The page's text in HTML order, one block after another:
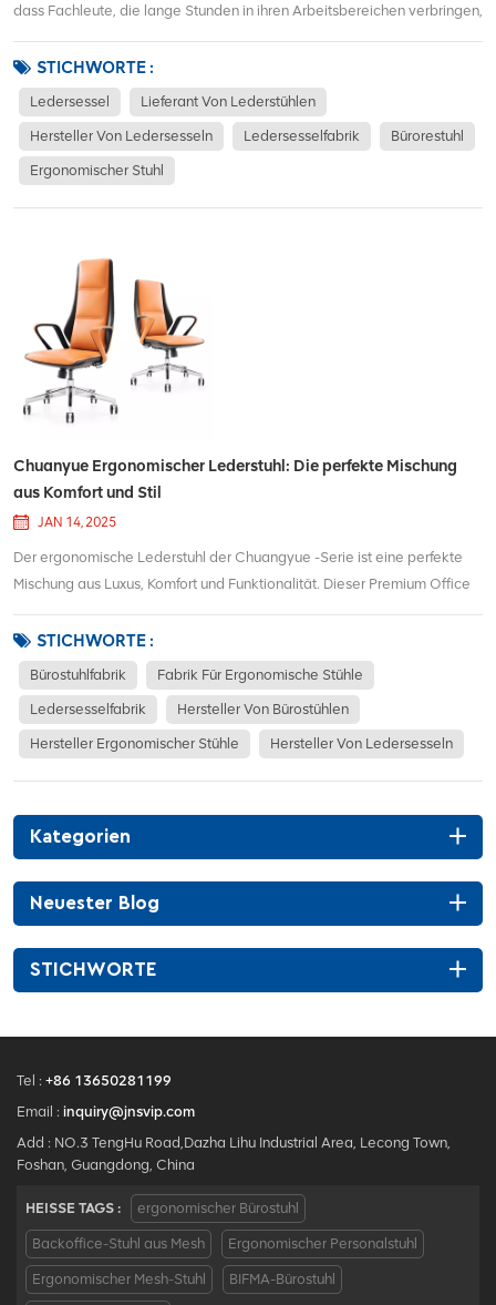
dass Fachleute, die lange Stunden in ihren Arbeitsbereichen verbringen,
kombiniert qualitativ hochwertiges Leder mit ergonomischen
Merkmalen, um ein überlegene...
STICHWORTE :
Ledersessel Lieferant Von Lederstühlen
Hersteller Von Ledersesseln Ledersesselfabrik Bürorestuhl
Ergonomischer Stuhl
Chuanyue Ergonomischer Lederstuhl: Die perfekte Mischung
aus Komfort und Stil
JAN 14, 2025
Der ergonomische Lederstuhl der Chuangyue -Serie ist eine perfekte
Mischung aus Luxus, Komfort und Funktionalität. Dieser Premium Office
Lederpolsterung, die jedem Arbeitsbereich Eleganz verleihen.Das
ergonomische Design umfasst e...
STICHWORTE :
Bürostuhlfabrik Fabrik Für Ergonomische Stühle
Ledersesselfabrik Hersteller Von Bürostühlen
Hersteller Ergonomischer Stühle Hersteller Von Ledersesseln
Kategorien
Neuester Blog
STICHWORTE
Tel : +86 13650281199
Email : inquiry@jnsvip.com
Add : NO.3 TengHu Road,Dazha Lihu Industrial Area, Lecong Town,
Foshan, Guangdong, China
HEISSE TAGS : ergonomischer Bürostuhl
Backoffice-Stuhl aus Mesh Ergonomischer Personalstuhl
Ergonomischer Mesh-Stuhl BIFMA-Bürostuhl